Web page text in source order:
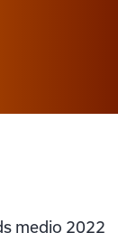
medio 2022